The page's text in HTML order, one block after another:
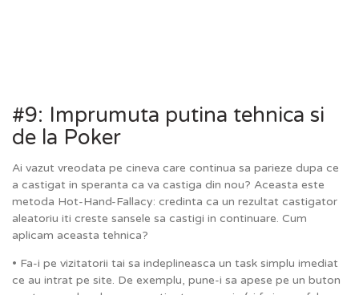
#9: Imprumuta putina tehnica si
de la Poker
Ai vazut vreodata pe cineva care continua sa parieze dupa ce
a castigat in speranta ca va castiga din nou? Aceasta este
metoda Hot-Hand-Fallacy: credinta ca un rezultat castigator
aleatoriu iti creste sansele sa castigi in continuare. Cum
aplicam aceasta tehnica?
• Fa-i pe vizitatorii tai sa indeplineasca un task simplu imediat
ce au intrat pe site. De exemplu, pune-i sa apese pe un buton